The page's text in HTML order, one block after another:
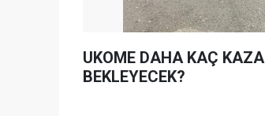
UKOME DAHA KAÇ KAZA
BEKLEYECEK?